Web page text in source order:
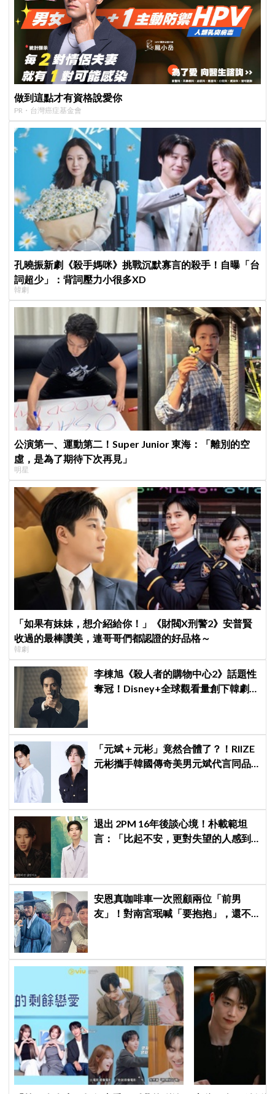
做到這點才有資格說愛你
PR・台灣癌症基金會
孔曉振新劇《殺手媽咪》挑戰沉默寡言的殺手！自曝「台
詞超少」：背詞壓力小很多XD
韓劇
公演第一、運動第二！Super Junior 東海：「離別的空
虛，是為了期待下次再見」
明星
「如果有妹妹，想介紹給你！」《財閥X刑警2》安普賢
收過的最棒讚美，連哥哥們都認證的好品格～
韓劇
李棟旭《殺人者的購物中心2》話題性
奪冠！Disney+全球觀看量創下韓劇新
「元斌＋元彬」竟然合體了？！RIIZE
元彬攜手韓國傳奇美男元斌代言同品
退出 2PM 16年後談心境！朴載範坦
言：「比起不安，更對失望的人感到
安恩真咖啡車一次照顧兩位「前男
友」！對南宮珉喊「要抱抱」，還不